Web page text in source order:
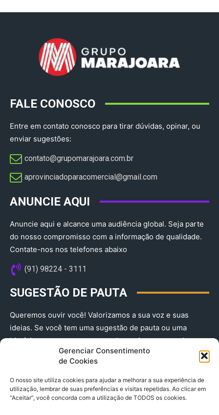
Gerenciar Consentimento
de Cookies
O nosso site utiliza cookies para ajudar a melhorar a sua experiência de
utilização, lembrar de suas preferências e visitas repetidas. Ao clicar em
“Aceitar”, você concorda com a utilização de TODOS os cookies.
FALE CONOSCO
Entre em contato conosco para tirar dúvidas, opinar, ou
enviar sugestões:
contato@grupomarajoara.com.br
aprovinciadoparacomercial@gmail.com​
ANUNCIE AQUI
Anuncie aqui e alcance uma audiência global. Seja parte
do nosso compromisso com a informação de qualidade.
Contate-nos nos telefones abaixo
(91) 98224 - 3111
SUGESTÃO DE PAUTA
Queremos ouvir você! Valorizamos a sua voz e suas
ideias. Se você tem uma sugestão de pauta ou uma
história que merece ser contada, envie-nos agora!
(91) 98224 - 3111